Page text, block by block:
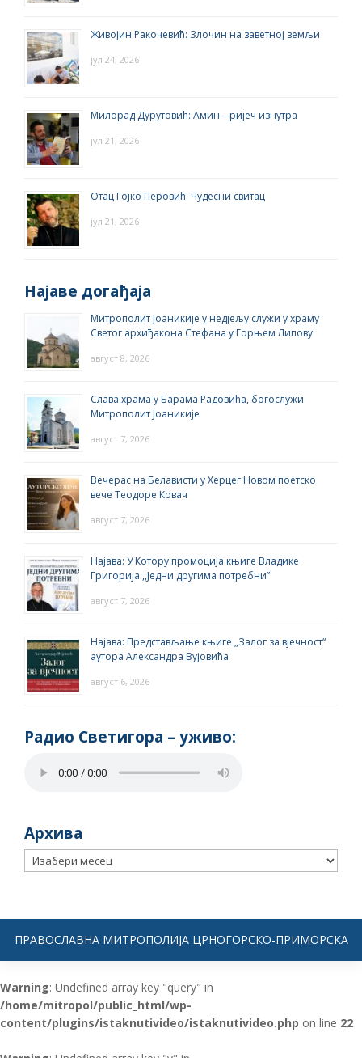
Живојин Ракочевић: Злочин на заветној земљи
јул 24, 2026
Милорад Дурутовић: Амин – ријеч изнутра
јул 21, 2026
Отац Гојко Перовић: Чудесни свитац
јул 21, 2026
Најаве догађаја
Митрополит Јоаникије у недјељу служи у храму
Светог архиђакона Стефана у Горњем Липову
август 8, 2026
Слава храма у Барама Радовића, богослужи
Митрополит Јоаникије
август 7, 2026
Вечерас на Белависти у Херцег Новом поетско
вече Теодоре Ковач
август 7, 2026
Најава: У Котору промоција књиге Владике
Григорија ,,Једни другима потребни”
август 7, 2026
Најава: Представљање књиге „Залог за вјечност“
аутора Александра Вујовића
август 6, 2026
Радио Светигора – yживо:
Архива
Архива
ПРАВОСЛАВНА МИТРОПОЛИЈА ЦРНОГОРСКО-ПРИМОРСКА
Warning: Undefined array key "query" in
/home/mitropol/public_html/wp-
content/plugins/istaknutivideo/istaknutivideo.php on line 22